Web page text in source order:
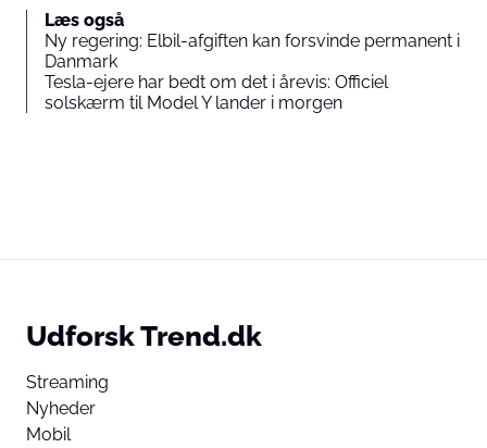
Læs også
Ny regering: Elbil-afgiften kan forsvinde permanent i
Danmark
Tesla-ejere har bedt om det i årevis: Officiel
solskærm til Model Y lander i morgen
Udforsk Trend.dk
Streaming
Nyheder
Mobil